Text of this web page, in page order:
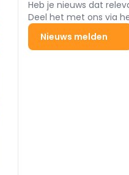
Heb je nieuws dat
Deel het met ons via
Nieuws melden